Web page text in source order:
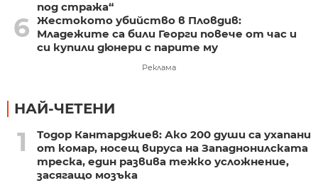
под стража“
6 Жестокото убийство в Пловдив:
Младежите са били Георги повече от час и
си купили дюнери с парите му
Реклама
НАЙ-ЧЕТЕНИ
1
Тодор Кантарджиев: Ако 200 души са ухапани
от комар, носещ вируса на Западнонилската
треска, един развива тежко усложнение,
засягащо мозъка